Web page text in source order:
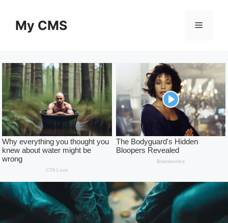
contentMy CMS Menu